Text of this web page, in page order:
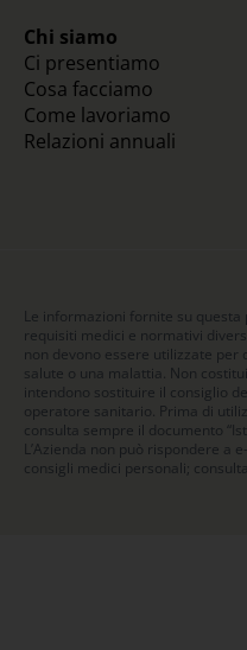
Chi siamo
Ci presentiamo
Cosa facciamo
Come lavoriamo
Relazioni annuali
Le informazioni fornite su questa
requisiti medici e normativi
non devono essere utilizzate
salute o una malattia. Non
intendono sostituire il consiglio
operatore sanitario. Prima di
consulta sempre il documento
L’Azienda non può rispondere a
consigli medici personali;